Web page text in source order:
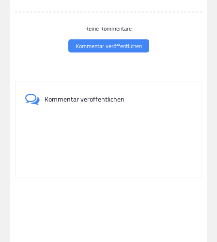
Keine Kommentare
Kommentar veröffentlichen
Kommentar veröffentlichen